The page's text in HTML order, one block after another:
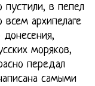
пустили, в пепел
архипелаге
моряков,
передал
самыми